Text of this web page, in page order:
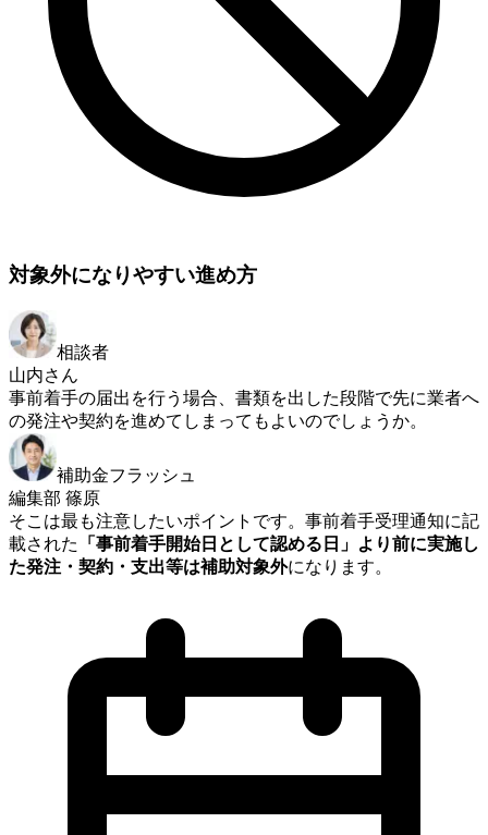
対象外になりやすい進め方
相談者
山内さん
事前着手の届出を行う場合、書類を出した段階で先に業者へ
の発注や契約を進めてしまってもよいのでしょうか。
補助金フラッシュ
編集部 篠原
そこは最も注意したいポイントです。事前着手受理通知に記
載された
「事前着手開始日として認める日」より前に実施し
た発注・契約・支出等は補助対象外になります。